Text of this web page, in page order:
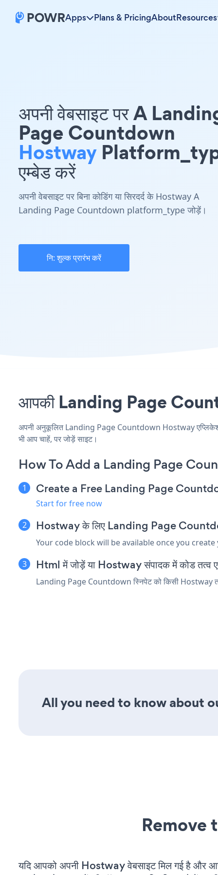
Apps Plans & PricingAboutResources
अपनी वेबसाइट पर A
Page Countdown
Hostway
एम्बेड करें
अपनी वेबसाइट पर बिना कोडिंग या सिरदर्द के Hostway A
Landing Page Countdown platform_type जोड़ें।
नि: शुल्क प्रारंभ करें
आपकी Landing Page
अपनी अनुकूलित Landing Page Countdown Hostway
भी आप चाहें, पर जोड़ें साइट।
How To Add a Landing Page
Create a Free Landing Page
Start for free now
Hostway के लिए Landing Page
Your code block will be available once you
Html में जोड़ें या Hostway संपादक में कोड तत्व
Landing Page Countdown स्निपेट को किसी Hostway
All you need to know about
Remove
यदि आपको अपनी Hostway वेबसाइट मिल गई है और